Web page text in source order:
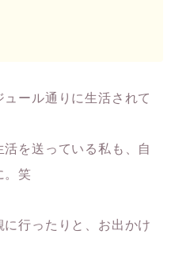
ール通りに生活されて
を送っている私も、自
。笑
行ったりと、お出かけ